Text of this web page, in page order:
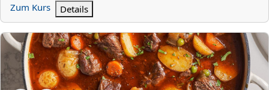
Zum Kurs
Details
STEW